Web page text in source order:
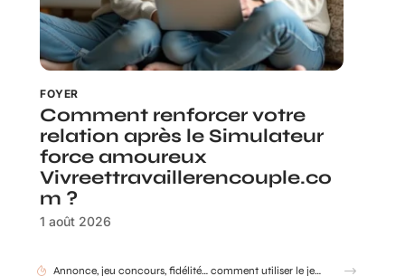
FOYER
Comment renforcer votre
relation après le Simulateur
force amoureux
Vivreettravaillerencouple.co
m ?
1 août 2026
Annonce, jeu concours, fidélité… comment utiliser le jeu à gratter personnalisé ?